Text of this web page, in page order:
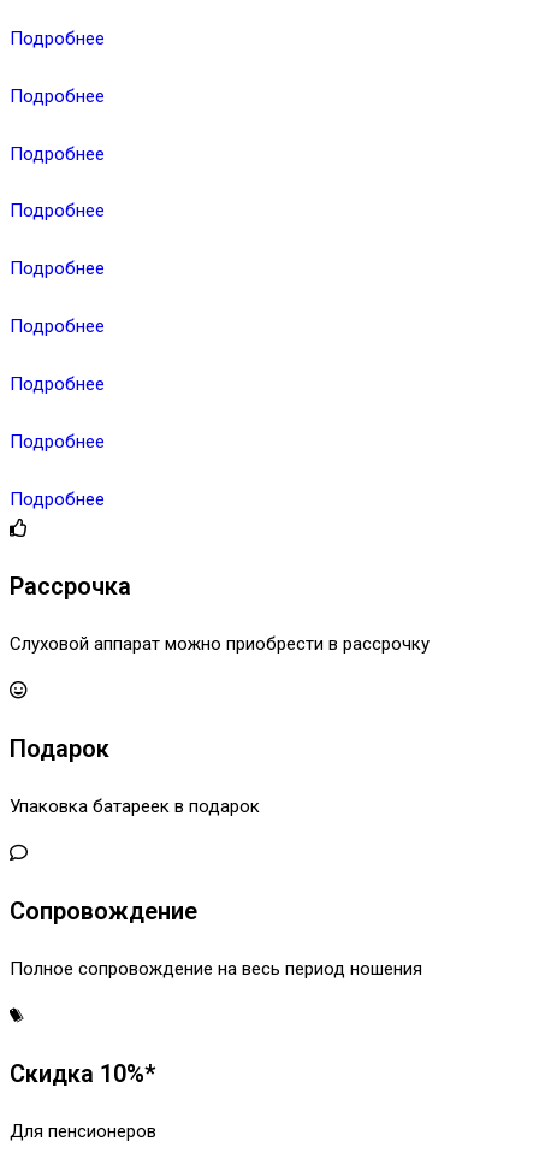
Подробнее
Подробнее
Подробнее
Подробнее
Подробнее
Подробнее
Подробнее
Подробнее
Подробнее
Рассрочка
Слуховой аппарат можно приобрести в рассрочку
Подарок
Упаковка батареек в подарок
Сопровождение
Полное сопровождение на весь период ношения
Скидка 10%*
Для пенсионеров